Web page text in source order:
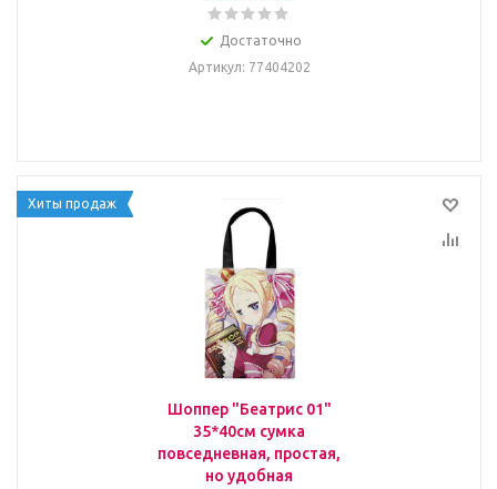
Достаточно
Артикул: 77404202
Хиты продаж
Шоппер "Беатрис 01"
35*40см сумка
повседневная, простая,
но удобная